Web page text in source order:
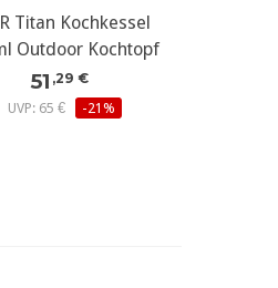
Titan Kochkessel
Outdoor Kochtopf
51 ,29 €
UVP: 65 €
-21%